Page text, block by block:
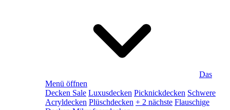
Das
Menü öffnen
Decken Sale Luxusdecken Picknickdecken Schwere
Acryldecken Plüschdecken + 2 nächste Flauschige